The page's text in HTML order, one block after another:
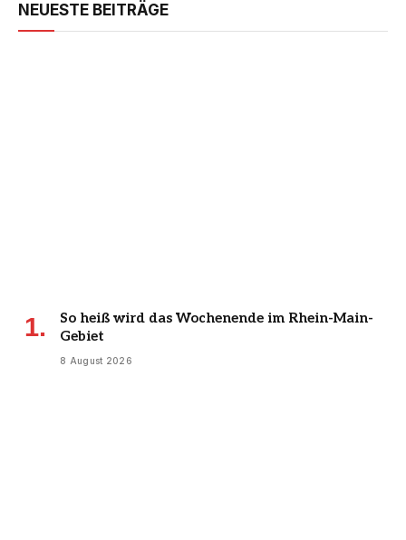
NEUESTE BEITRÄGE
So heiß wird das Wochenende im Rhein-Main-
Gebiet
8 August 2026